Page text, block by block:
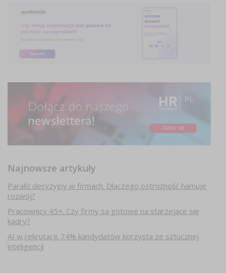
Najnowsze artykuły
Paraliż decyzyjny w firmach. Dlaczego ostrożność hamuje
rozwój?
Pracownicy 45+. Czy firmy są gotowe na starzejące się
kadry?
AI w rekrutacji. 74% kandydatów korzysta ze sztucznej
inteligencji